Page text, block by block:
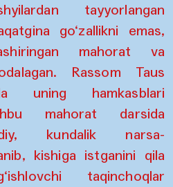
tayyorlangan
go‘zallikni emas,
mahorat va
Rassom Taus
uning hamkasblari
mahorat darsida
kundalik narsa-
kishiga istganini qila
taqinchoqlar